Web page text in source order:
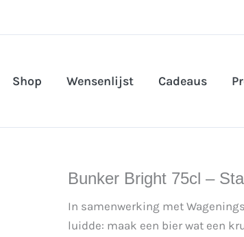
Shop Wensenlijst Cadeaus
Bunker Bright 75cl –
In samenwerking met
luidde: maak een bier wat een